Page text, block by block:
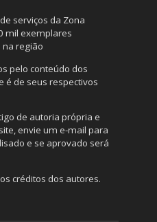
serviços da Zona
mil exemplares
região
pelo conteúdo dos
é de seus respectivos
de autoria própria e
envie um e-mail para
e se aprovado será
créditos dos autores.